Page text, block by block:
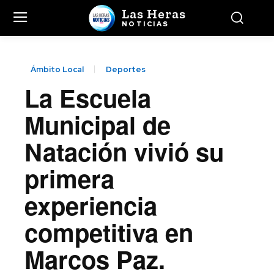
Las Heras
NOTICIAS
Ámbito Local Deportes
La Escuela
Municipal de
Natación vivió su
primera
experiencia
competitiva en
Marcos Paz.